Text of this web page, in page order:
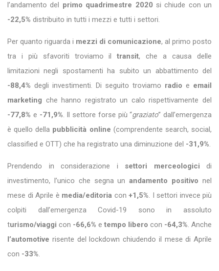
l’andamento del primo quadrimestre 2020 si chiude con un
-22,5% distribuito in tutti i mezzi e tutti i settori.
Per quanto riguarda i mezzi di comunicazione, al primo posto
tra i più sfavoriti troviamo iltransit, che a causa delle
limitazioni negli spostamenti ha subito un abbattimento del
-88,4% degli investimenti. Di seguito troviamo radio e email
marketing che hanno registrato un calo rispettivamente del
-77,8% e -71,9%. Il settore forse più “graziato” dall’emergenza
è quello della pubblicità online (comprendente search, social,
classified e OTT) che ha registrato una diminuzione del -31,9%.
Prendendo in considerazione i settori merceologici di
investimento, l’unico che segna unandamento positivonel
mese di Aprile è media/editoria con +1,5%. I settori invece più
colpiti dall’emergenza Covid-19 sono in assoluto
turismo/viaggi con -66,6% e tempo libero con -64,3%. Anche
l’automotive risente del lockdown chiudendo il mese di Aprile
con -33%.